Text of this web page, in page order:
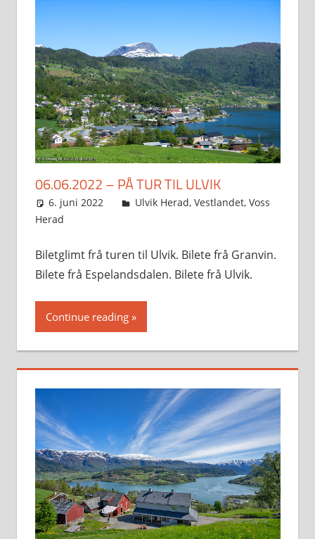
06.06.2022 – PÅ TUR TIL ULVIK
6. juni 2022 Svein
Ulvik Herad, Vestlandet, Voss
Herad
Biletglimt frå turen til Ulvik. Bilete frå Granvin.
Bilete frå Espelandsdalen. Bilete frå Ulvik.
Continue reading